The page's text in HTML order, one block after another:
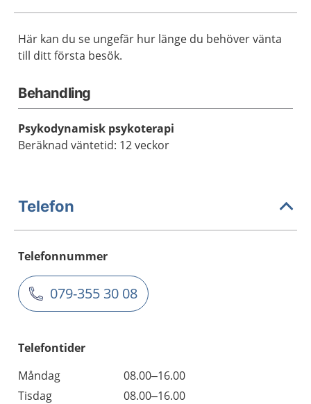
Här kan du se ungefär hur länge du behöver vänta
till ditt första besök.
Behandling
Psykodynamisk psykoterapi
Beräknad väntetid: 12 veckor
Telefon
Telefonnummer
079-355 30 08
Telefontider
Måndag
08.00–16.00
Tisdag
08.00–16.00